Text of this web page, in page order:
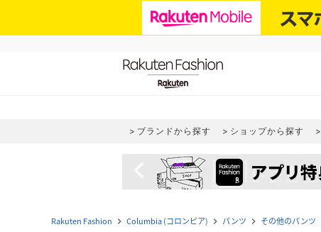
ブランドから探す ショップから探す
Rakuten Fashion navigate_next Columbia (コロンビア) navigate_next パンツ navigate_next その他のパンツ